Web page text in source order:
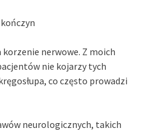
korzenie nerwowe. Z moich
nie kojarzy tych
co często prowadzi
neurologicznych, takich